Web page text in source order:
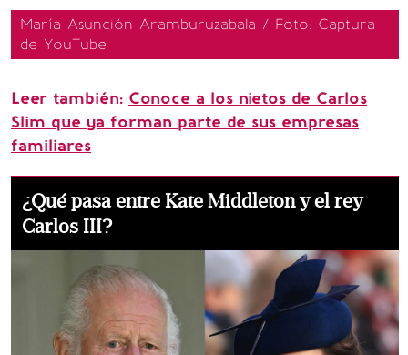
María Asunción Aramburuzabala / Foto: Captura
de YouTube
Leer también: Conoce a los nietos de Carlos
Slim que ya forman parte de sus empresas
familiares
¿Qué pasa entre Kate Middleton y el rey
Carlos III?